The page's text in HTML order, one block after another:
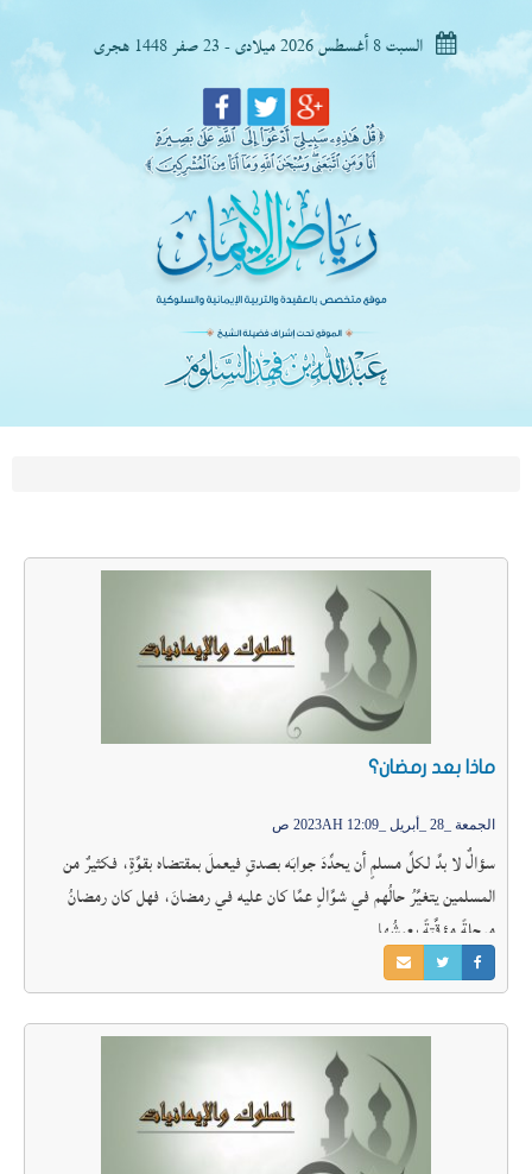
السبت 8 أغسطس 2026 ميلادى - 23 صفر 1448 هجرى
ماذا بعد رمضان؟
الجمعة _28 _أبريل _2023AH 12:09 ص
سؤالٌ لا بدَّ لكلِّ مسلمٍ أن يحدِّدَ جوابَه بصدقٍ فيعملَ بمقتضاه بقوَّةٍ، فكثيرٌ من
المسلمين يتغيَّرُ حالُهم في شوَّالٍ عمَّا كان عليه في رمضانَ، فهل كان رمضانُ
مرحلةً مؤقَّتةً يعيشُها